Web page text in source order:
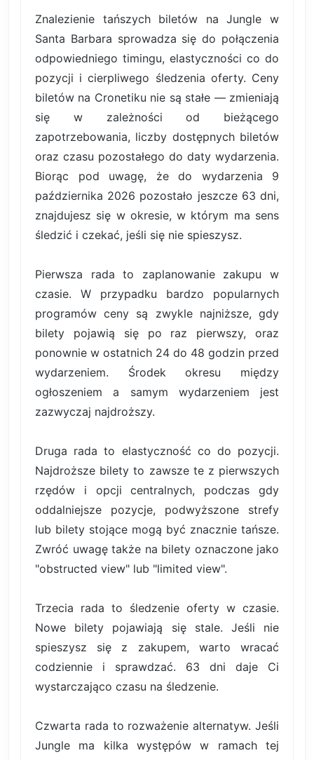
Znalezienie tańszych biletów na Jungle w
Santa Barbara sprowadza się do połączenia
odpowiedniego timingu, elastyczności co do
pozycji i cierpliwego śledzenia oferty. Ceny
biletów na Cronetiku nie są stałe — zmieniają
się w zależności od bieżącego
zapotrzebowania, liczby dostępnych biletów
oraz czasu pozostałego do daty wydarzenia.
Biorąc pod uwagę, że do wydarzenia 9
października 2026 pozostało jeszcze 63 dni,
znajdujesz się w okresie, w którym ma sens
śledzić i czekać, jeśli się nie spieszysz.
Pierwsza rada to zaplanowanie zakupu w
czasie. W przypadku bardzo popularnych
programów ceny są zwykle najniższe, gdy
bilety pojawią się po raz pierwszy, oraz
ponownie w ostatnich 24 do 48 godzin przed
wydarzeniem. Środek okresu między
ogłoszeniem a samym wydarzeniem jest
zazwyczaj najdroższy.
Druga rada to elastyczność co do pozycji.
Najdroższe bilety to zawsze te z pierwszych
rzędów i opcji centralnych, podczas gdy
oddalniejsze pozycje, podwyższone strefy
lub bilety stojące mogą być znacznie tańsze.
Zwróć uwagę także na bilety oznaczone jako
"obstructed view" lub "limited view".
Trzecia rada to śledzenie oferty w czasie.
Nowe bilety pojawiają się stale. Jeśli nie
spieszysz się z zakupem, warto wracać
codziennie i sprawdzać. 63 dni daje Ci
wystarczająco czasu na śledzenie.
Czwarta rada to rozważenie alternatyw. Jeśli
Jungle ma kilka występów w ramach tej